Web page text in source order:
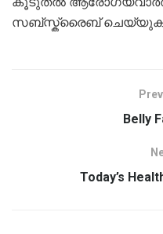
സബ്സ്ക്രൈബ്
Belly
Today’s